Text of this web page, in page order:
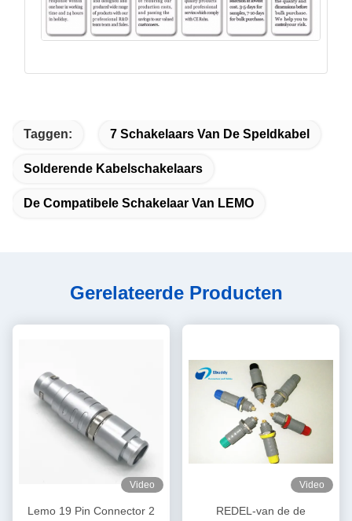
Taggen: 7 Schakelaars Van De Speldkabel
Solderende Kabelschakelaars
De Compatibele Schakelaar Van LEMO
Gerelateerde Producten
Video
Lemo 19 Pin Connector 2
Video
REDEL-van de de